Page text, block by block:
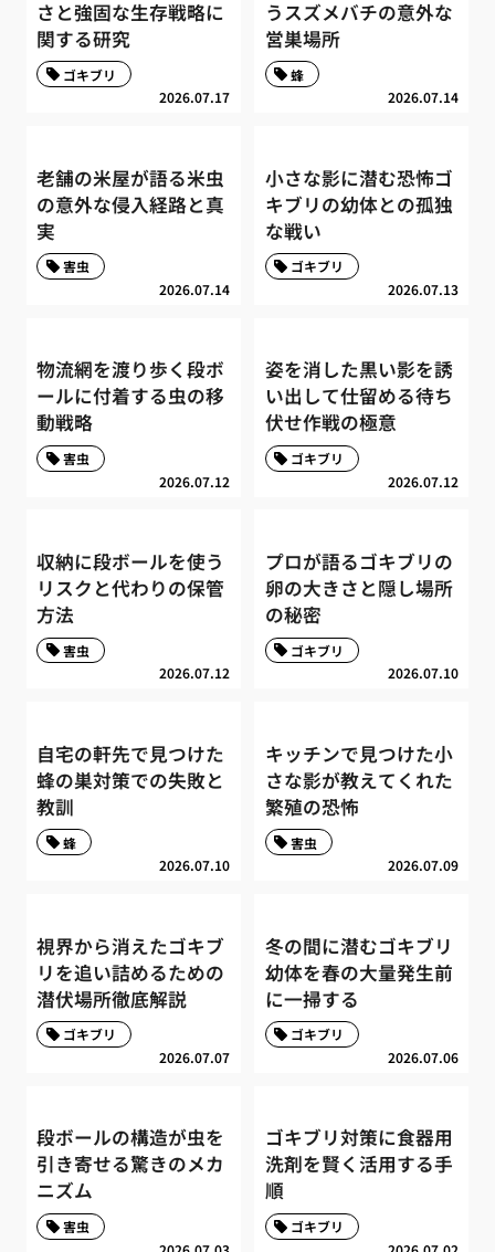
さと強固な生存戦略に
関する研究
2026.07.17
ゴキブリ
うスズメバチの意外な
営巣場所
2026.07.14
蜂
老舗の米屋が語る米虫
の意外な侵入経路と真
実
2026.07.14
害虫
小さな影に潜む恐怖ゴ
キブリの幼体との孤独
な戦い
2026.07.13
ゴキブリ
物流網を渡り歩く段ボ
ールに付着する虫の移
動戦略
2026.07.12
害虫
姿を消した黒い影を誘
い出して仕留める待ち
伏せ作戦の極意
2026.07.12
ゴキブリ
収納に段ボールを使う
リスクと代わりの保管
方法
2026.07.12
害虫
プロが語るゴキブリの
卵の大きさと隠し場所
の秘密
2026.07.10
ゴキブリ
自宅の軒先で見つけた
蜂の巣対策での失敗と
教訓
2026.07.10
蜂
キッチンで見つけた小
さな影が教えてくれた
繁殖の恐怖
2026.07.09
害虫
視界から消えたゴキブ
リを追い詰めるための
潜伏場所徹底解説
2026.07.07
ゴキブリ
冬の間に潜むゴキブリ
幼体を春の大量発生前
に一掃する
2026.07.06
ゴキブリ
段ボールの構造が虫を
引き寄せる驚きのメカ
ニズム
害虫
ゴキブリ対策に食器用
洗剤を賢く活用する手
順
ゴキブリ